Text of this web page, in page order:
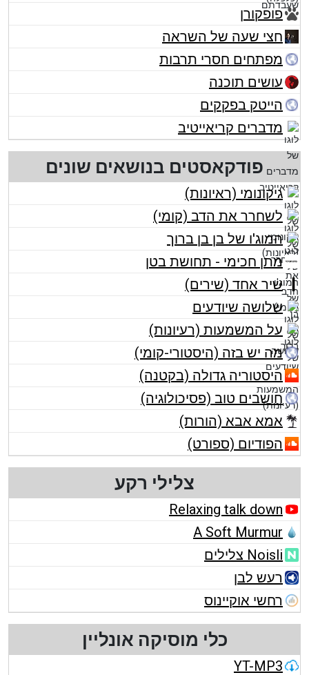
פופקורן
חצי שעה של השראה
מפתחים חסרי תרבות
עושים תוכנה
הייטק בפקקים
מדברים קריאייטיב
פודקאסטים בנושאים שונים
גיקונומי (ראיונות)
לשחרר את הדב (קומי)
המוג'ו של בן בן ברוך
מתן חכימי - תחושת בטן
שיר אחד (שירים)
שלושה שיודעים
על המשמעות (רעיונות)
מה יש בזה (היסטורי-קומי)
היסטוריה גדולה (בקטנה)
חושבים טוב (פסיכולוגיה)
אמא אבא (הורות)
הפודיום (ספורט)
צלילי רקע
Relaxing talk down
A Soft Murmur
Noisli צלילים
רעש לבן
רחשי אוקיינוס
כלי מוסיקה אונליין
YT-MP3